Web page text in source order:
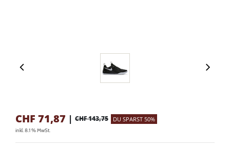
CHF 71,87 | CHF 143,75 DU SPARST 50%
inkl. 8.1 % MwSt.